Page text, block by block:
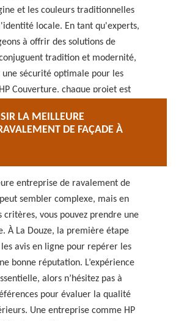
et les couleurs traditionnelles
locale. En tant qu'experts,
à offrir des solutions de
tradition et modernité,
une sécurité optimale pour les
Couverture, chaque projet est
les besoins futurs des
LA MEILLEURE
DE FAÇADE À
entreprise de ravalement de
sembler complexe, mais en
critères, vous pouvez prendre une
À La Douze, la première étape
avis en ligne pour repérer les
bonne réputation. L’expérience
alors n’hésitez pas à
pour évaluer la qualité
Une entreprise comme HP